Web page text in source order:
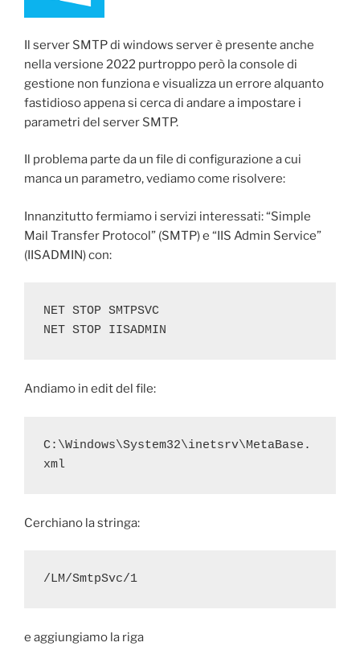
Il server SMTP di windows server è presente anche
nella versione 2022 purtroppo però la console di
gestione non funziona e visualizza un errore alquanto
fastidioso appena si cerca di andare a impostare i
parametri del server SMTP.
Il problema parte da un file di configurazione a cui
manca un parametro, vediamo come risolvere:
Innanzitutto fermiamo i servizi interessati: “Simple
Mail Transfer Protocol” (SMTP) e “IIS Admin Service”
(IISADMIN) con:
NET STOP SMTPSVC
NET STOP IISADMIN
Andiamo in edit del file:
C:\Windows\System32\inetsrv\MetaBase.
xml
Cerchiano la stringa:
/LM/SmtpSvc/1
e aggiungiamo la riga